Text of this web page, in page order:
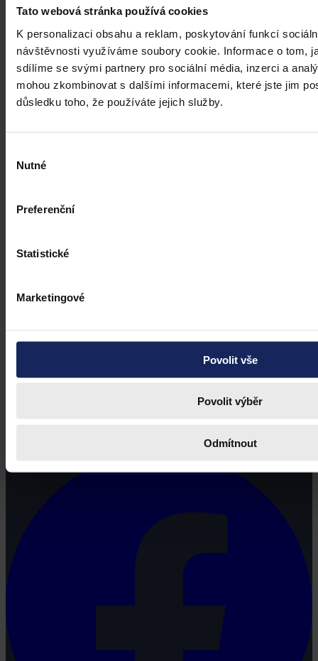
Tato webová stránka používá cookies
K personalizaci obsahu a reklam, poskytování funkcí
návštěvnosti využíváme soubory cookie. Informace o tom,
sdílíme se svými partnery pro sociální média, inzerci a
mohou zkombinovat s dalšími informacemi, které jste jim
důsledku toho, že používáte jejich služby.
souhlasu
Nutné
Preferenční
Statistické
Marketingové
Povolit vše
Povolit výběr
Odmítnout
zejména pokud se jedná o působení na sociálních sítích,
předchozího jednání poškozeného a reálných základů pro hodnotící
úsudek.
Kolektiv autorů • 3. srpna 2026, 07:37
Právní portál, jehož cílovou skupinou jsou nejenom právní